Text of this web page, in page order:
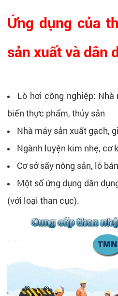
Ứng dụng của
sản xuất và dân
Lò hơi công nghiệp:
biến thực phẩm, thủy sản
Nhà máy sản xuất gạch,
Ngành luyện kim nhẹ, cơ
Cơ sở sấy nông sản, lò
Một số ứng dụng dân
(với loại than cục).